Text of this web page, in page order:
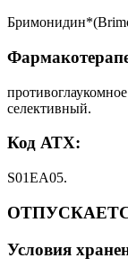
селективный.
Код АТХ:
S01EA05.
Условия